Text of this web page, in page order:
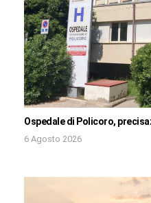
Ospedale di Policoro,
6 Agosto 2026